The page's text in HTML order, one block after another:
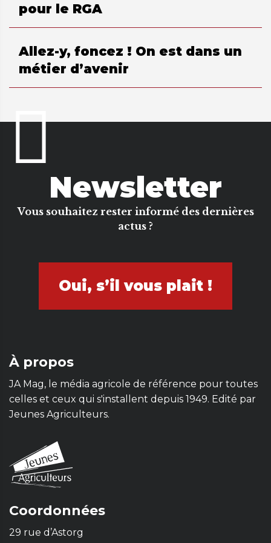
pour le RGA
Allez-y, foncez ! On est dans un
métier d’avenir
Newsletter
Vous souhaitez rester informé des dernières
actus ?
Oui, s’il vous plait !
À propos
JA Mag, le média agricole de référence pour toutes
celles et ceux qui s'installent depuis 1949. Edité par
Jeunes Agriculteurs.
Coordonnées
29 rue d’Astorg